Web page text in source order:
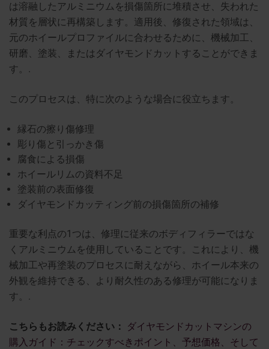
は溶融したアルミニウムを損傷箇所に堆積させ、失われた
材質を層状に再構築します。適用後、修復された領域は、
元のホイールプロファイルに合わせるために、機械加工、
研磨、塗装、またはダイヤモンドカットすることができま
す。.
このプロセスは、特に次のような場合に役立ちます。
縁石の擦り傷修理
彫り傷と引っかき傷
腐食による損傷
ホイールリムの資料不足
塗装前の表面修復
ダイヤモンドカッティング前の損傷箇所の補修
重要な利点の1つは、修理に従来のボディフィラーではな
くアルミニウムを使用していることです。これにより、機
械加工や再塗装のプロセスに耐えながら、ホイール本来の
外観を維持できる、より耐久性のある修理が可能になりま
す。.
こちらもお読みください：
ダイヤモンドカットマシンの
購入ガイド：チェックすべきポイント、予想価格、そして